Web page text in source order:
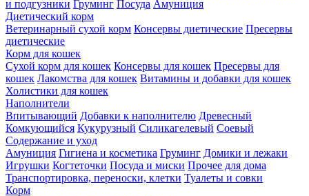
и подгузники Груминг Посуда Амуниция
Диетический корм
Ветеринарный сухой корм Консервы диетические Пресервы
диетические
Корм для кошек
Сухой корм для кошек Консервы для кошек Пресервы для
кошек Лакомства для кошек Витамины и добавки для кошек
Холистики для кошек
Наполнители
Впитывающий Добавки к наполнителю Древесный
Комкующийся Кукурузный Силикагелевый Соевый
Содержание и уход
Амуниция Гигиена и косметика Груминг Домики и лежаки
Игрушки Когтеточки Посуда и миски Прочее для дома
Транспортировка, переноски, клетки Туалеты и совки
Корм